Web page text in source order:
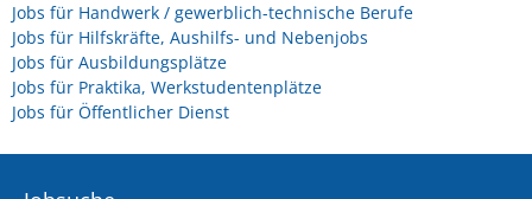
Jobs für Handwerk / gewerblich-technische Berufe
Jobs für Hilfskräfte, Aushilfs- und Nebenjobs
Jobs für Ausbildungsplätze
Jobs für Praktika, Werkstudentenplätze
Jobs für Öffentlicher Dienst